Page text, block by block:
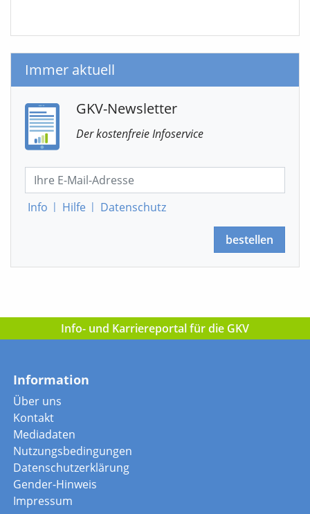
Immer aktuell
GKV-Newsletter
Der kostenfreie Infoservice
Info | Hilfe | Datenschutz
bestellen
Info- und Karriereportal für die GKV
Information
Über uns
Kontakt
Mediadaten
Nutzungsbedingungen
Datenschutzerklärung
Gender-Hinweis
Impressum